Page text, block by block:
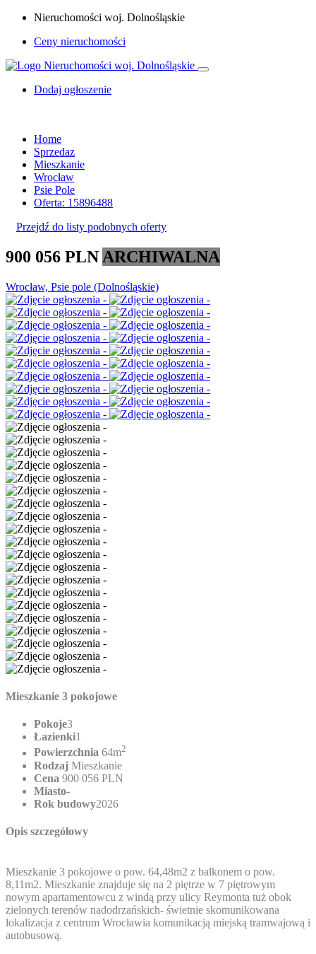
Nieruchomości woj. Dolnośląskie
Ceny nieruchomości
Dodaj ogłoszenie
Home
Sprzedaz
Mieszkanie
Wrocław
Psie Pole
Oferta: 15896488
Przejdź do listy podobnych oferty
900 056 PLN ARCHIWALNA
Wrocław, Psie pole (Dolnośląskie)
Mieszkanie 3 pokojowe
Pokoje3
Łazienki1
Powierzchnia 64m2
Rodzaj Mieszkanie
Cena 900 056 PLN
Miasto-
Rok budowy2026
Opis szczegółowy
Mieszkanie 3 pokojowe o pow. 64,48m2 z balkonem o pow.
8,11m2. Mieszkanie znajduje się na 2 piętrze w 7 piętrowym
nowym apartamentowcu z windą przy ulicy Reymonta tuż obok
zielonych terenów nadodrzańskich- świetnie skomunikowana
lokalizacja z centrum Wrocławia komunikacją miejską tramwajową i
autobusową.